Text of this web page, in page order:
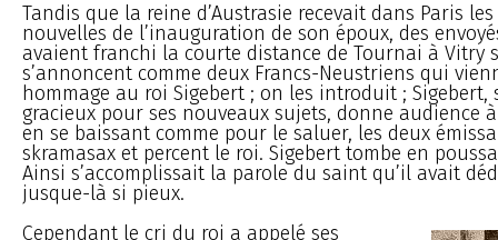
Tandis que la reine d’Austrasie recevait dans Paris
nouvelles de l’inauguration de son époux, des
avaient franchi la courte distance de Tournai à Vitry
s’annoncent comme deux Francs-Neustriens qui
hommage au roi Sigebert ; on les introduit ; Sigebert,
gracieux pour ses nouveaux sujets, donne audience
en se baissant comme pour le saluer, les deux
skramasax et percent le roi. Sigebert tombe en
Ainsi s’accomplissait la parole du saint qu’il avait
jusque-là si pieux.
Cependant le cri du roi a appelé ses